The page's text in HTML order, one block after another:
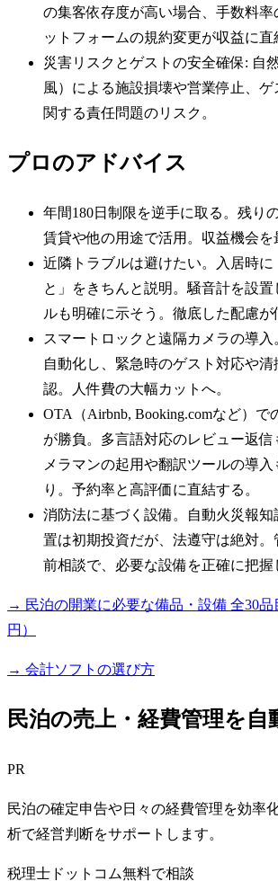
の集客依存度が高い場合、手数料率
ットフォームの規約変更が収益に直
災害リスクとゲストの安全確保: 自
風）による施設損壊や営業停止、ゲ
関する責任問題のリスク。
プロのアドバイス
年間180日制限を逆手に取る。残り
賃貸や他の用途で活用。収益機会を
近隣トラブルは避けたい。入居時に
と」をきちんと説明。騒音計を設
ルも明確に示そう。徹底した配慮が
スマートロックと遠隔カメラの導
自動化し、緊急時のゲスト対応や
認。人件費の大幅カットへ。
OTA（Airbnb, Booking.comなど）で
が勝負。多言語対応のレビュー返信
メラマンの起用や翻訳ツールの導
り。予約率と高評価に直結する。
消防法に基づく設備。自動火災報知
置は初期投資だが、法遵守は絶対
前相談で、必要な設備を正確に把握
→ 民泊の開業に必要な備品・設備 全30品
円）
→ 会計ソフトの選び方
民泊の売上・経費管理を自
PR
民泊の確定申告や日々の経費管理を効率
析で経営判断をサポートします。
税理士ドットコム無料で相談